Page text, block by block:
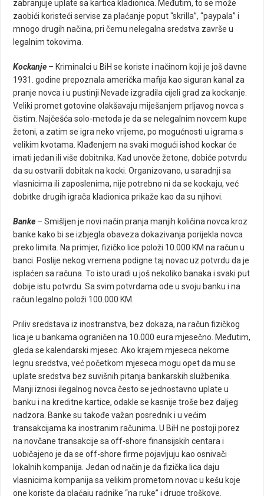
zabranjuje uplate sa kartica kladionica. Međutim, to se može
zaobići koristeći servise za plaćanje poput “skrilla”, “paypala” i
mnogo drugih načina, pri čemu nelegalna sredstva završe u
legalnim tokovima.
Kockanje – Kriminalci u BiH se koriste i načinom koji je još davne
1931. godine prepoznala američka mafija kao siguran kanal za
pranje novca i u pustinji Nevade izgradila cijeli grad za kockanje.
Veliki promet gotovine olakšavaju miješanjem prljavog novca s
čistim. Najčešća solo-metoda je da se nelegalnim novcem kupe
žetoni, a zatim se igra neko vrijeme, po mogućnosti u igrama s
velikim kvotama. Klađenjem na svaki mogući ishod kockar će
imati jedan ili više dobitnika. Kad unovče žetone, dobiće potvrdu
da su ostvarili dobitak na kocki. Organizovano, u saradnji sa
vlasnicima ili zaposlenima, nije potrebno ni da se kockaju, već
dobitke drugih igrača kladionica prikaže kao da su njihovi.
Banke – Smišljen je novi način pranja manjih količina novca kroz
banke kako bi se izbjegla obaveza dokazivanja porijekla novca
preko limita. Na primjer, fizičko lice položi 10.000 KM na račun u
banci. Poslije nekog vremena podigne taj novac uz potvrdu da je
isplaćen sa računa. To isto uradi u još nekoliko banaka i svaki put
dobije istu potvrdu. Sa svim potvrdama ode u svoju banku i na
račun legalno položi 100.000 KM.
Priliv sredstava iz inostranstva, bez dokaza, na račun fizičkog
lica je u bankama ograničen na 10.000 eura mjesečno. Međutim,
gleda se kalendarski mjesec. Ako krajem mjeseca nekome
legnu sredstva, već početkom mjeseca mogu opet da mu se
uplate sredstva bez suvišnih pitanja bankarskih službenika.
Manji iznosi ilegalnog novca često se jednostavno uplate u
banku i na kreditne kartice, odakle se kasnije troše bez daljeg
nadzora. Banke su takođe važan posrednik i u većim
transakcijama ka inostranim računima. U BiH ne postoji porez
na novčane transakcije sa off-shore finansijskih centara i
uobičajeno je da se off-shore firme pojavljuju kao osnivači
lokalnih kompanija. Jedan od način je da fizička lica daju
vlasnicima kompanija sa velikim prometom novac u kešu koje
one koriste da plaćaju radnike “na ruke” i druge troškove.